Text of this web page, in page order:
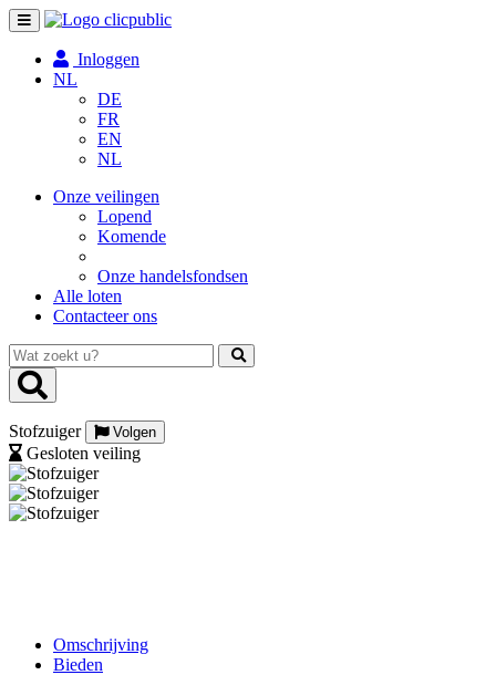
Toggle
navigation
Inloggen
NL
DE
FR
EN
NL
Onze veilingen
Lopend
Komende
Onze handelsfondsen
Alle loten
Contacteer ons
Wat
zoekt
u?
Stofzuiger Volgen
Gesloten veiling
Omschrijving
Bieden